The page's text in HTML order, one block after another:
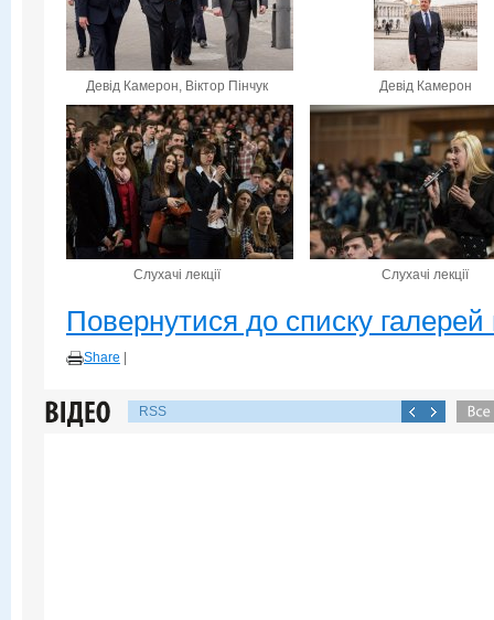
Девід Камерон, Віктор Пінчук Девід Камерон
Слухачі лекції Слухачі лекції
Повернутися до списку галерей
Share
RSS